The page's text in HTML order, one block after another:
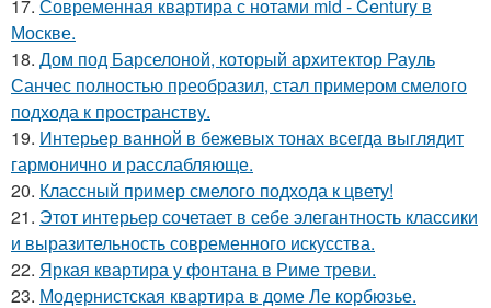
17. Современная квартира с нотами mid - Century в
Москве.
18. Дом под Барселоной, который архитектор Рауль
Санчес полностью преобразил, стал примером смелого
подхода к пространству.
19. Интерьер ванной в бежевых тонах всегда выглядит
гармонично и расслабляюще.
20. Классный пример смелого подхода к цвету!
21. Этот интерьер сочетает в себе элегантность классики
и выразительность современного искусства.
22. Яркая квартира у фонтана в Риме треви.
23. Модернистская квартира в доме Ле корбюзье.